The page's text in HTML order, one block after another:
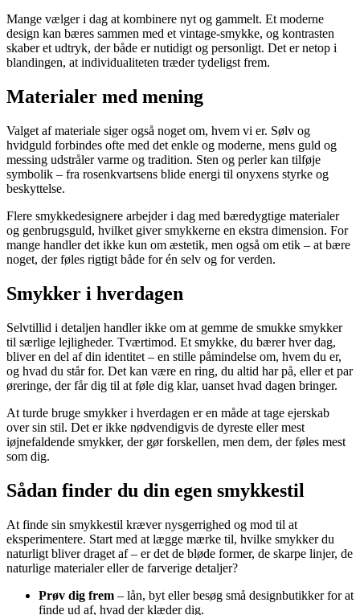
Mange vælger i dag at kombinere nyt og gammelt. Et moderne
design kan bæres sammen med et vintage-smykke, og kontrasten
skaber et udtryk, der både er nutidigt og personligt. Det er netop i
blandingen, at individualiteten træder tydeligst frem.
Materialer med mening
Valget af materiale siger også noget om, hvem vi er. Sølv og
hvidguld forbindes ofte med det enkle og moderne, mens guld og
messing udstråler varme og tradition. Sten og perler kan tilføje
symbolik – fra rosenkvartsens blide energi til onyxens styrke og
beskyttelse.
Flere smykkedesignere arbejder i dag med bæredygtige materialer
og genbrugsguld, hvilket giver smykkerne en ekstra dimension. For
mange handler det ikke kun om æstetik, men også om etik – at bære
noget, der føles rigtigt både for én selv og for verden.
Smykker i hverdagen
Selvtillid i detaljen handler ikke om at gemme de smukke smykker
til særlige lejligheder. Tværtimod. Et smykke, du bærer hver dag,
bliver en del af din identitet – en stille påmindelse om, hvem du er,
og hvad du står for. Det kan være en ring, du altid har på, eller et par
øreringe, der får dig til at føle dig klar, uanset hvad dagen bringer.
At turde bruge smykker i hverdagen er en måde at tage ejerskab
over sin stil. Det er ikke nødvendigvis de dyreste eller mest
iøjnefaldende smykker, der gør forskellen, men dem, der føles mest
som dig.
Sådan finder du din egen smykkestil
At finde sin smykkestil kræver nysgerrighed og mod til at
eksperimentere. Start med at lægge mærke til, hvilke smykker du
naturligt bliver draget af – er det de bløde former, de skarpe linjer, de
naturlige materialer eller de farverige detaljer?
Prøv dig frem – lån, byt eller besøg små designbutikker for at
finde ud af, hvad der klæder dig.